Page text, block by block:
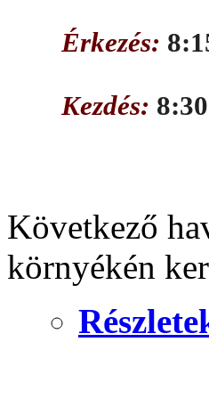
Érkezés:
Kezdés: 8:30
Következő
környékén